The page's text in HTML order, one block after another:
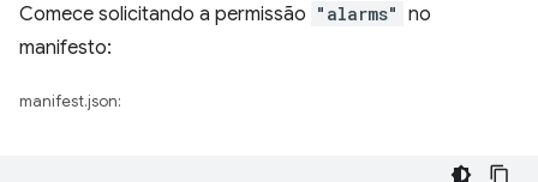
Comece solicitando a permissão "alarms" no
manifesto:
manifest.json: